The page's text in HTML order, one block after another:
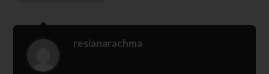
resianarachma